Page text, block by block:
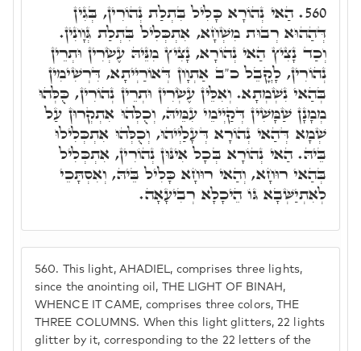
560.
This light, AHADIEL, comprises three lights,
since the anointing oil, THE LIGHT OF BINAH,
WHENCE IT CAME, comprises three colors, THE
THREE COLUMNS. When this light glitters, 22 lights
glitter by it, corresponding to the 22 letters of the
560. הַאי נְהוֹרָא כָּלִיל בִּתְלַת נְהוֹרִין, בְּגִין
דְּהַהוּא רְבוּת מִשְׁחָא, אִתְכְּלִיל בִּתְלַת גְּוָונִין.
וְכַד נָצִיץ הַאי נְהוֹרָא, נָצִיץ מִנֵּיהּ עֶשְׂרִין וּתְרֵין
נְהוֹרִין, לָקֳבֵל כ"ב אַתְוָון דְּאוֹרַיְיתָא, דִּרְשִׁימִין
בְּהַאי נִשְׁמְתָא. וְאִלֵּין עֶשְׂרִין וּתְרֵין נְהוֹרִין, כֻּלְּהוּ
מְמָנָן שַׁמָּשִׁין דְּקַיְימֵי עִמֵּיהּ, וְכֻלְּהוּ אִתְקְרוּן עַל
שְׁמָא דְּהַאי נְהוֹרָא דְּעָלַיְיהוּ, וְכֻלְּהוּ אִתְכְּלִילוּ
בֵּיהּ. הַאי נְהוֹרָא בְּכָל אִינּוּן נְהוֹרִין, אִתְכְּלִיל
בְּהַאי רוּחָא, וְהַאי רוּחָא כָּלִיל בֵּיהּ, וְאִסְתָּכֵי
לְאִתְיַשְּׁבָא גּוֹ הֵיכָלָא רְבִיעָאָה.